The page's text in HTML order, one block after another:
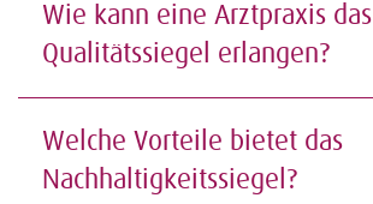
Wie kann eine Arztpraxis das
Qualitätssiegel erlangen?
Welche Vorteile bietet das
Nachhaltigkeitssiegel?